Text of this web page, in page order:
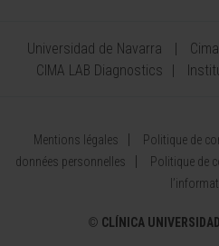
Universidad de Navarra
CIMA LAB Diagnostics
Mentions légales Politique de
données personnelles
Politique de
© CLÍNICA